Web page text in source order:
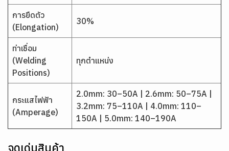
การยืดตัว
(Elongation)
30%
ท่าเชื่อม
(Welding
Positions)
ทุกตำแหน่ง
กระแสไฟฟ้า
(Amperage)
2.0mm: 30–50A | 2.6mm: 50–75A |
3.2mm: 75–110A | 4.0mm: 110–
150A | 5.0mm: 140–190A
จุดเด่นสินค้า